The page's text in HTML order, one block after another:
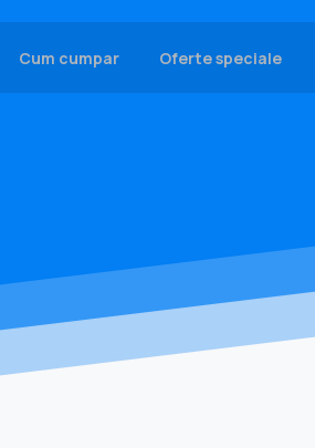
Cum cumpar Oferte speciale